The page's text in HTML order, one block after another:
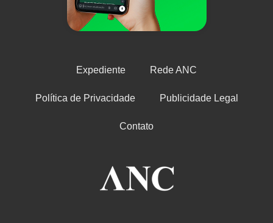
Expediente Rede ANC
Política de Privacidade Publicidade Legal
Contato